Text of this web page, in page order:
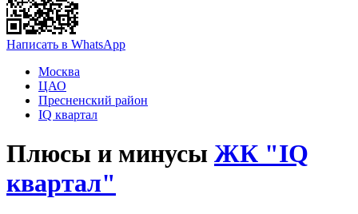
Написать в WhatsApp
Москва
ЦАО
Пресненский район
IQ квартал
Плюсы и минусы ЖК "IQ
квартал"